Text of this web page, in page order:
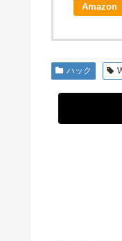
Amazon
ハック